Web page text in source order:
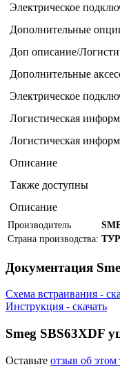
Электрическое
Дополнительные
Доп описание/
Дополнительные
Электрическое
Логистическая
Логистическая
Описание
Также доступны
Описание
Производитель
Страна производства:
Документация
Схема встраивания -
Инструкция - скачать
Smeg SBS63XDF
Оставьте отзыв об этом